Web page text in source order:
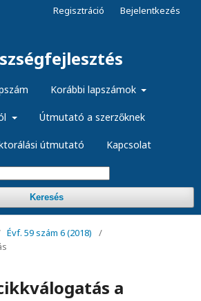
Korábbi lapszámok
Útmutató a szerzőknek
útmutató Kapcsolat
Keresés
Regisztráció Bejelentkezés
Évf. 59 szám 6 (2018)
/
a